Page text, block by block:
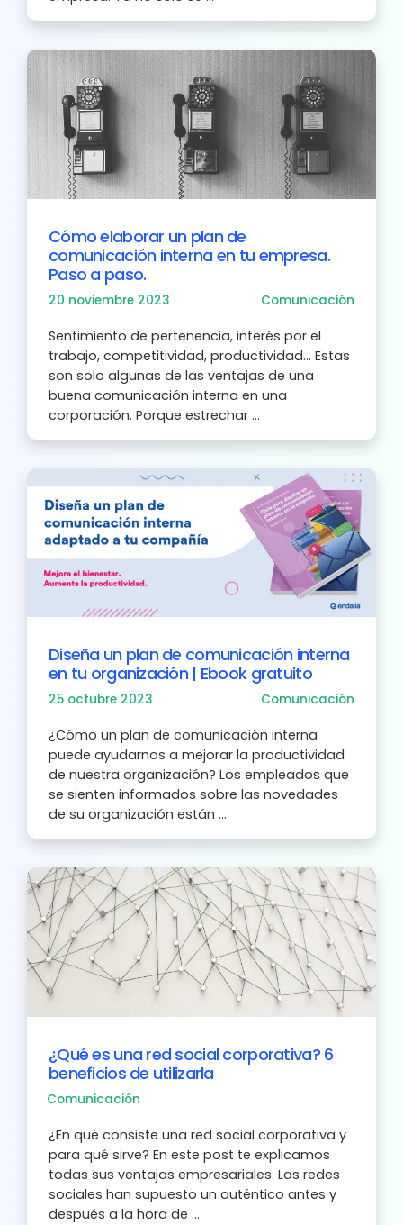
Cómo elaborar un plan de
comunicación interna en tu empresa.
Paso a paso.
20 noviembre 2023 Comunicación
Sentimiento de pertenencia, interés por el
trabajo, competitividad, productividad… Estas
son solo algunas de las ventajas de una
buena comunicación interna en una
corporación. Porque estrechar ...
Diseña un plan de comunicación interna
en tu organización | Ebook gratuito
25 octubre 2023 Comunicación
¿Cómo un plan de comunicación interna
puede ayudarnos a mejorar la productividad
de nuestra organización? Los empleados que
se sienten informados sobre las novedades
de su organización están ...
¿Qué es una red social corporativa? 6
beneficios de utilizarla
Comunicación
¿En qué consiste una red social corporativa y
para qué sirve? En este post te explicamos
todas sus ventajas empresariales. Las redes
sociales han supuesto un auténtico antes y
después a la hora de ...